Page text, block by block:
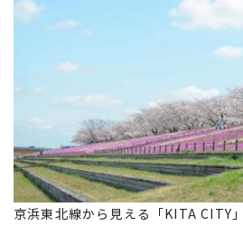
京浜東北線から見える「KITA CITY